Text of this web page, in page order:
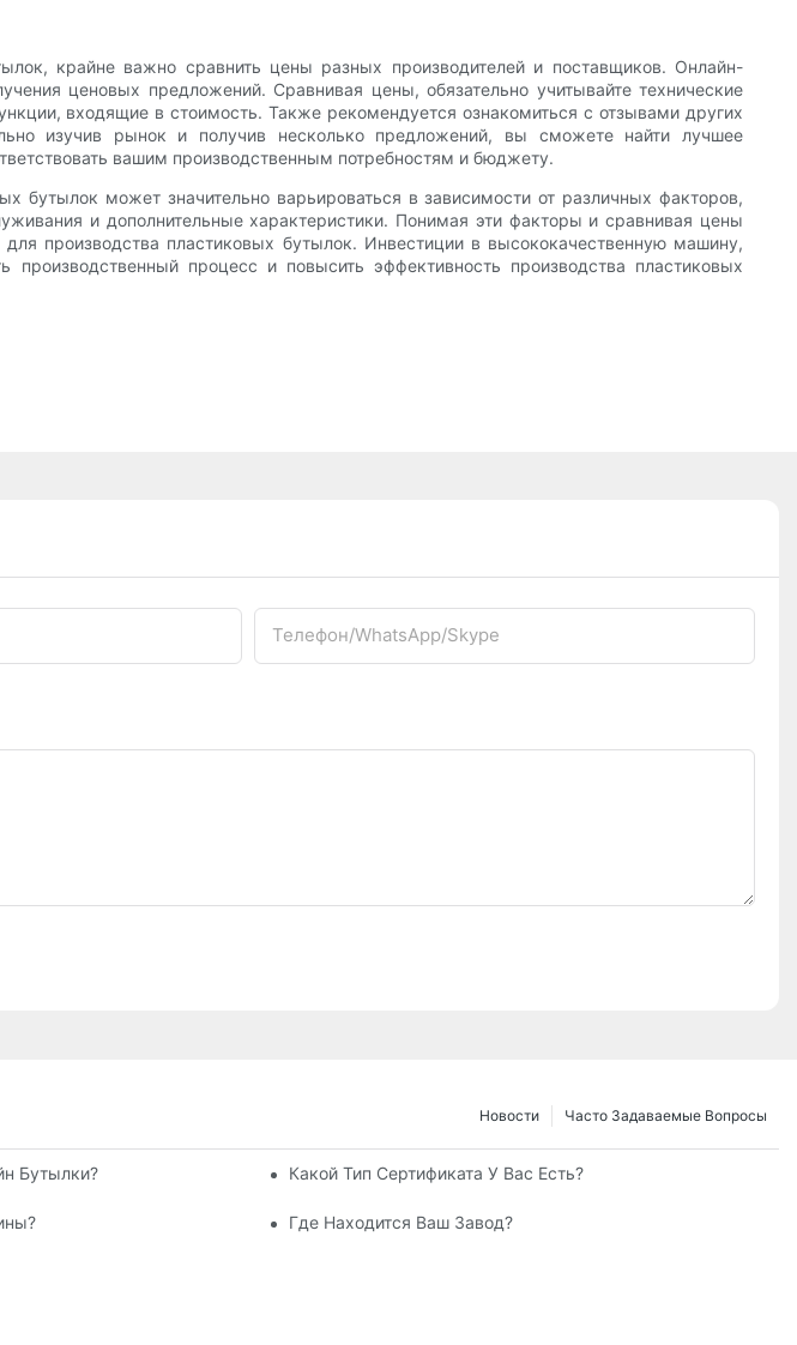
крайне важно сравнить цены разных производителей и поставщиков. Онлайн-
ценовых предложений. Сравнивая цены, обязательно учитывайте технические
входящие в стоимость. Также рекомендуется ознакомиться с отзывами других
изучив рынок и получив несколько предложений, вы сможете найти лучшее
вашим производственным потребностям и бюджету.
бутылок может значительно варьироваться в зависимости от различных факторов,
и дополнительные характеристики. Понимая эти факторы и сравнивая цены
производства пластиковых бутылок. Инвестиции в высококачественную машину,
процесс и повысить эффективность производства пластиковых
Телефон/WhatsApp/Skype
Часто Задаваемые Вопросы
Новости
Бутылки? Какой Тип Сертификата У Вас Есть?
Где Находится Ваш Завод?